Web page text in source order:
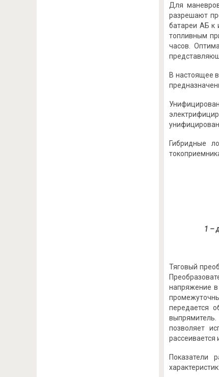
Для
разрешают
батареи АБ к
топливным
часов.
В настоящее
Гибридные
1 –
Тяговый
напряжение в
передается
позволяет
рассеивается
Показатели
характеристик: